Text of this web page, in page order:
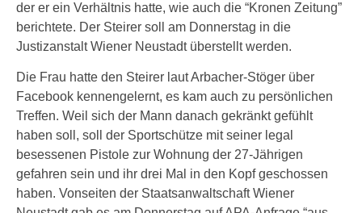
der er ein Verhältnis hatte, wie auch die “Kronen Zeitung”
berichtete. Der Steirer soll am Donnerstag in die
Justizanstalt Wiener Neustadt überstellt werden.
Die Frau hatte den Steirer laut Arbacher-Stöger über
Facebook kennengelernt, es kam auch zu persönlichen
Treffen. Weil sich der Mann danach gekränkt gefühlt
haben soll, soll der Sportschütze mit seiner legal
besessenen Pistole zur Wohnung der 27-Jährigen
gefahren sein und ihr drei Mal in den Kopf geschossen
haben. Vonseiten der Staatsanwaltschaft Wiener